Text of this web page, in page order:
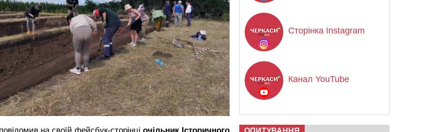
Сторінка Instagram
Канал YouTube